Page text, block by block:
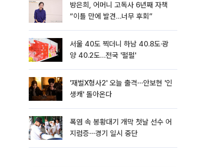
방은희, 어머니 고독사 6년째 자책
“이틀 만에 발견…너무 후회”
서울 40도 찍더니 하남 40.8도·광
양 40.2도…전국 '펄펄'
'재벌X형사2' 오늘 출격⋯안보현 '인
생캐' 돌아온다
폭염 속 봉황대기 개막 첫날 선수 어
지럼증⋯경기 일시 중단